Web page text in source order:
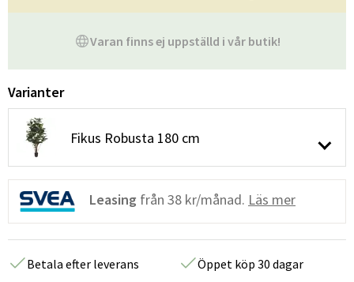
Varan finns ej uppställd i vår butik!
Varianter
Fikus Robusta 180 cm
Leasing från 38 kr/månad. Läs mer
Betala efter leverans
Öppet köp 30 dagar